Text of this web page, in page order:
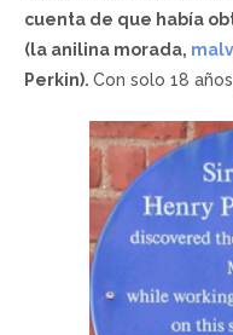
cuenta de que había
(la anilina morada,
Perkin). Con solo 18 años